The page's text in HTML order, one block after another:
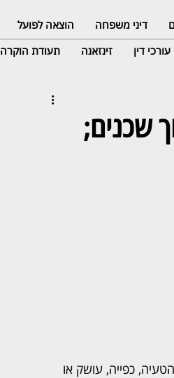
דיני משפחה הוצאה לפועל
עורכי דין זינזאנה תעודת הוקרה
שכנים;
כפייה, עושק או